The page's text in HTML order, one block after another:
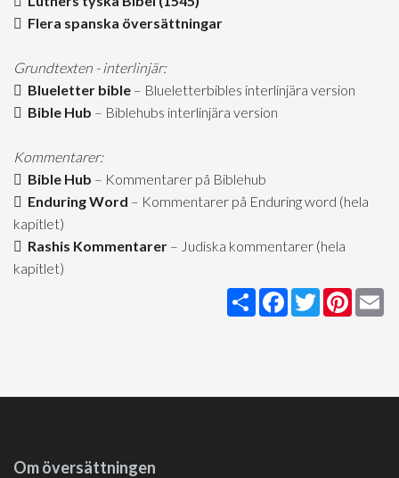
Flera spanska översättningar
Grundtexten - interlinjär:
Blueletter bible – Blueletterbibles interlinjära version
Bible Hub – Biblehubs interlinjära version
Kommentarer:
Bible Hub – Kommentarer på Biblehub
Enduring Word – Kommentarer på Enduring word (hela
kapitlet)
Rashis Kommentarer – Judiska kommentarer (hela
kapitlet)
Share Facebook
Twitter
Om översättningen